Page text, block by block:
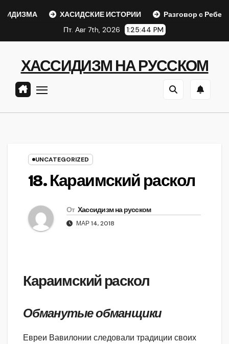
ХАСИДСКИЕ ИСТОРИИ
Разговор с Ребе
Пт. Авг 7th, 2026
1:25:44 PM
ХАССИДИЗМ НА РУССКОМ
UNCATEGORIZED
18. Караимский раскол
От Хассидизм на русском
МАР 14, 2018
Караимский раскол
Обманутые обманщики
Евреи Вавилонии следовали традиции своих